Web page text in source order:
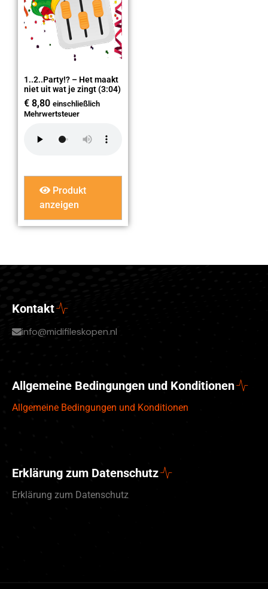
1..2..Party!? – Het maakt
niet uit wat je zingt (3:04)
€ 8,80 einschließlich
Mehrwertsteuer
Produkt
anzeigen
Kontakt
info@midifileskopen.nl
Allgemeine Bedingungen und Konditionen
Allgemeine Bedingungen und Konditionen
Erklärung zum Datenschutz
Erklärung zum Datenschutz